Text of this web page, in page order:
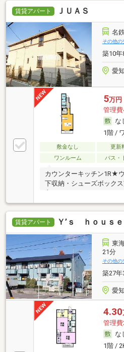
賃貸アパート ＪＵＡＳ
名
その他の
築10年
愛
5万円
管理費
な
1階 /
敷金なし 更新
ワンルーム
バス・
カウンターキッチン1R★
下収納・シューズボック
賃貸アパート Ｙ’ｓ ｈｏｕｓｅ
東
21分
その他の
築27年
愛
4.30
管理費
な
1階 /